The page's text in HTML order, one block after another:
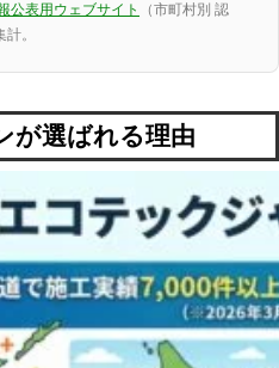
公表用ウェブサイト
（市町村別 認
。
が選ばれる理由